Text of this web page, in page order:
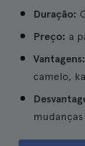
Duração:
Preço: a
Vantagens:
camelo,